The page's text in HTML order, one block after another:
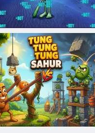
Итальянский брейнрот: бесконечный
кликер